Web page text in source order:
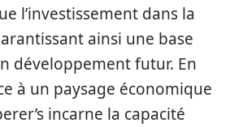
l’investissement dans la
ainsi une base
développement futur. En
à un paysage économique
incarne la capacité